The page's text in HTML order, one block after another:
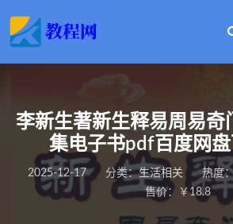
李新生著新生释易周易奇
集电子书pdf百度网
2025-12-17 分类：生活相关 热度
售价：￥18.8